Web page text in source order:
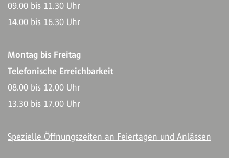
09.00 bis 11.30 Uhr
14.00 bis 16.30 Uhr
Montag bis Freitag
Telefonische Erreichbarkeit
08.00 bis 12.00 Uhr
13.30 bis 17.00 Uhr
Spezielle Öffnungszeiten an Feiertagen und Anlässen